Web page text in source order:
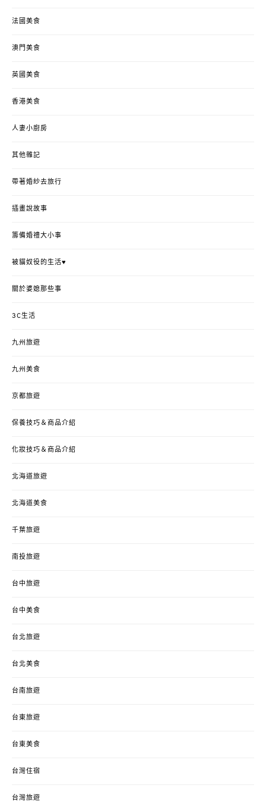
法國美食
澳門美食
英國美食
香港美食
人妻小廚房
其他雜記
帶著婚紗去旅行
插畫說故事
籌備婚禮大小事
被貓奴役的生活♥
關於婆媳那些事
3C生活
九州旅遊
九州美食
京都旅遊
保養技巧＆商品介紹
化妝技巧＆商品介紹
北海道旅遊
北海道美食
千葉旅遊
南投旅遊
台中旅遊
台中美食
台北旅遊
台北美食
台南旅遊
台東旅遊
台東美食
台灣住宿
台灣旅遊